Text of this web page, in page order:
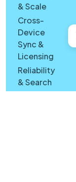
& Scale
Cross-
Device
Sync &
Licensing
Reliability
& Search
Quality